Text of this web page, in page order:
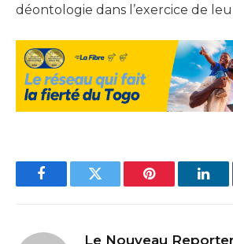
déontologie dans l’exercice de
FacebookTwitter Pinterest
Le Nouveau